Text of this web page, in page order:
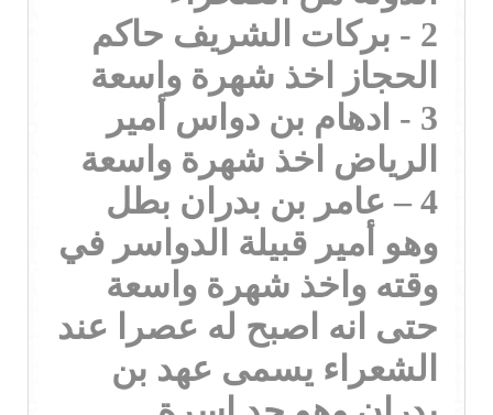
2 - بركات الشريف حاكم
الحجاز اخذ شهرة واسعة
3 - ادهام بن دواس أمير
الرياض اخذ شهرة واسعة
4 – عامر بن بدران بطل
وهو أمير قبيلة الدواسر في
وقته واخذ شهرة واسعة
حتى انه اصبح له عصرا عند
الشعراء يسمى عهد بن